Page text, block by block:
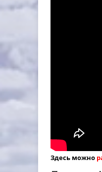
Здесь можно